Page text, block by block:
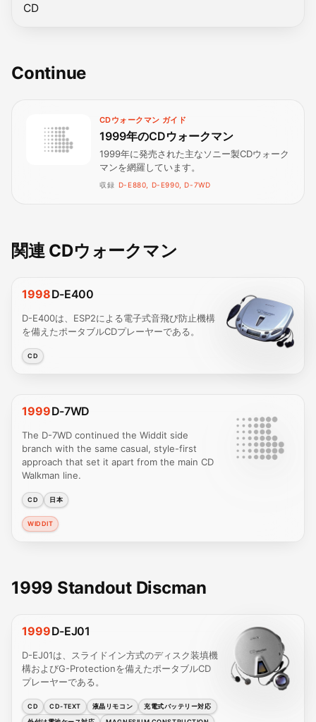
CD
Continue
CDウォークマン ガイド
1999年のCDウォークマン
1999年に発売された主なソニー製CDウォーク
マンを網羅しています。
収録 D-E880, D-E990, D-7WD
関連 CDウォークマン
1998D-E400
D-E400は、ESP2による電子式音飛び防止機構
を備えたポータブルCDプレーヤーである。
CD
1999D-7WD
The D-7WD continued the Widdit side
branch with the same casual, style-first
approach that set it apart from the main CD
Walkman line.
CD 日本
WIDDIT
1999 Standout Discman
1999D-EJ01
D-EJ01は、スライドイン方式のディスク装填機
構およびG-Protectionを備えたポータブルCD
プレーヤーである。
CD CD-TEXT 液晶リモコン
充電式バッテリー対応